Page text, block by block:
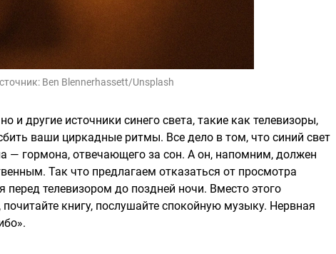
Ben Blennerhassett/Unsplash
и другие источники синего света, такие как телевизоры,
ваши циркадные ритмы. Все дело в том, что синий свет
— гормона, отвечающего за сон. А он, напомним, должен
Так что предлагаем отказаться от просмотра
перед телевизором до поздней ночи. Вместо этого
книгу, послушайте спокойную музыку. Нервная